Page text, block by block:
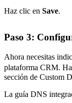
Haz clic en Save.
Paso 3:
Ahora necesitas
plataforma CRM.
sección de Custom
La guía DNS